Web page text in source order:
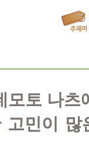
모토 나츠
민이 많